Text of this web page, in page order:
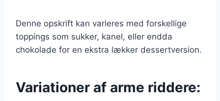
Denne opskrift kan varieres med forskellige
toppings som sukker, kanel, eller endda
chokolade for en ekstra lækker dessertversion.
Variationer af arme riddere: